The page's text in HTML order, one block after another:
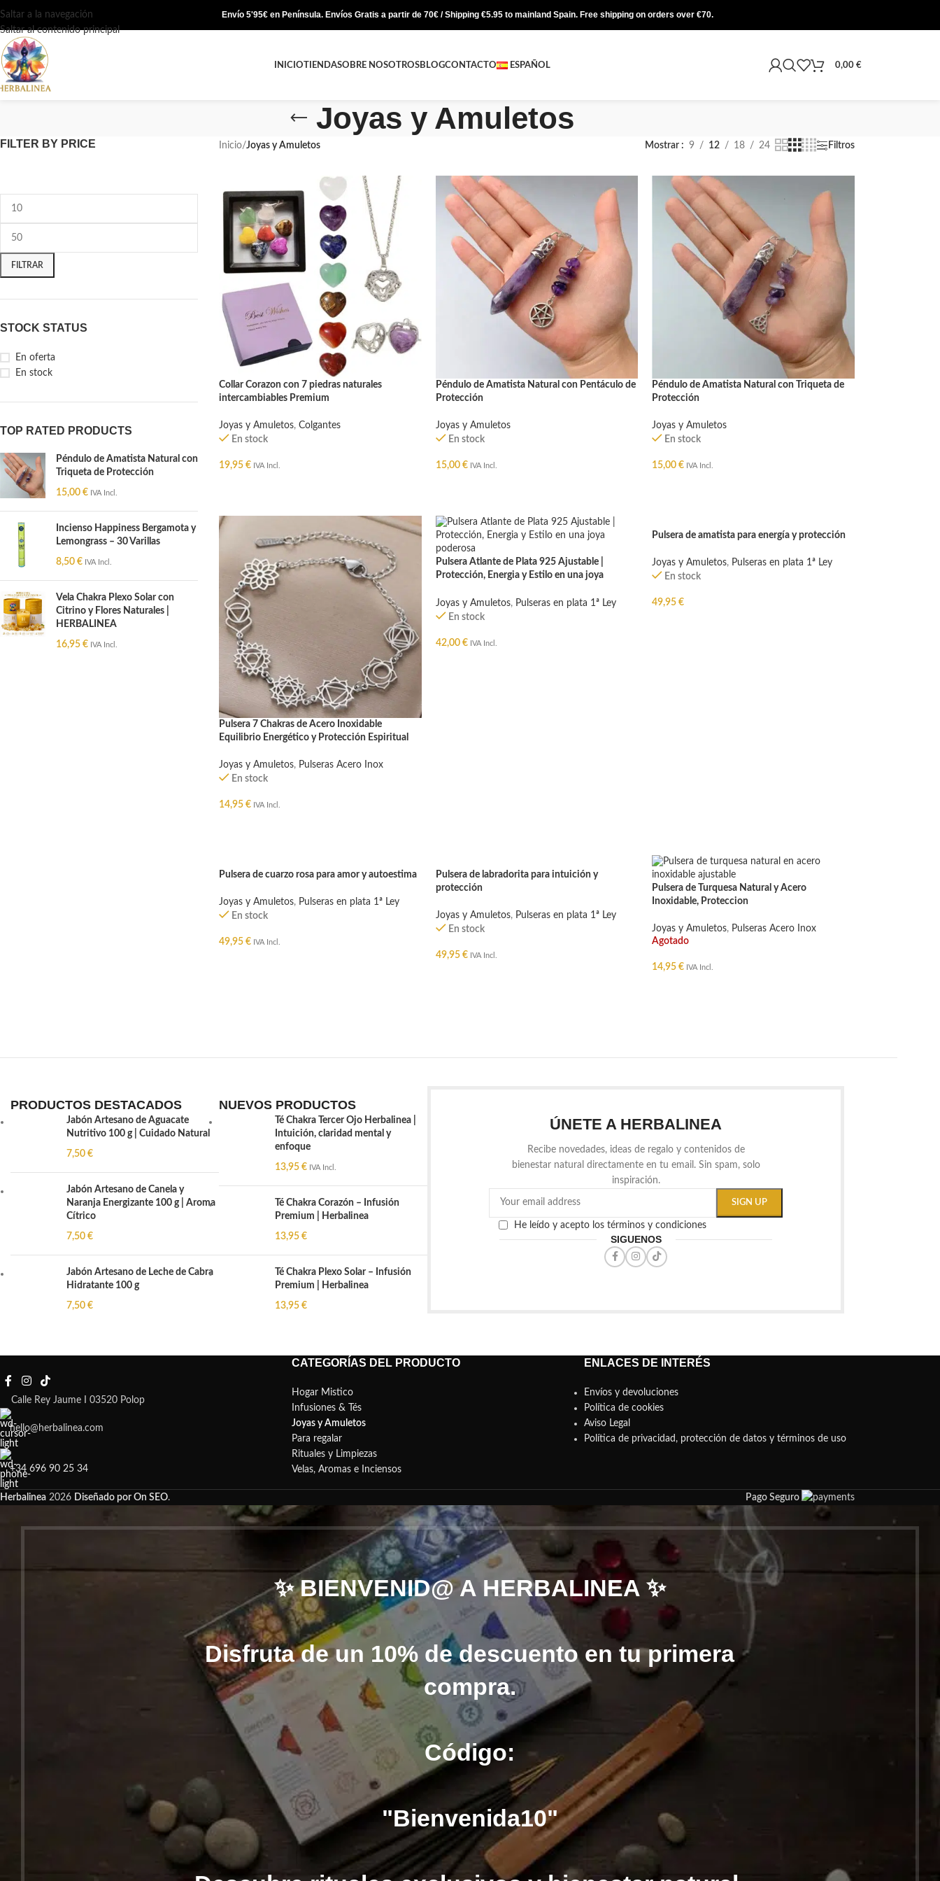
Saltar a la navegación
Saltar al contenido principal
Envío 5'95€ en Península. Envíos Gratis a partir de 70€ / Shipping €5.95 to mainland Spain. Free shipping on orders over €70.
INICIOTIENDASOBRE NOSOTROSBLOGCONTACTO ESPAÑOL 0,00 €
Joyas y Amuletos
FILTER BY PRICE
FILTRAR
STOCK STATUS
En oferta
En stock
TOP RATED PRODUCTS
Péndulo de Amatista Natural con
Triqueta de Protección
15,00 € IVA Incl.
Incienso Happiness Bergamota y
Lemongrass – 30 Varillas
8,50 € IVA Incl.
Vela Chakra Plexo Solar con
Citrino y Flores Naturales |
HERBALINEA
16,95 € IVA Incl.
Inicio/Joyas y Amuletos Mostrar 9 12 18 24 Filtros
Collar Corazon con 7 piedras naturales
intercambiables Premium
Joyas y Amuletos, Colgantes
En stock
19,95 € IVA Incl.
Péndulo de Amatista Natural con Pentáculo de
Protección
Joyas y Amuletos
En stock
15,00 € IVA Incl.
Péndulo de Amatista Natural con Triqueta de
Protección
Joyas y Amuletos
En stock
15,00€ IVA Incl.
Pulsera 7 Chakras de Acero Inoxidable
Equilibrio Energético y Protección Espiritual
Joyas y Amuletos, Pulseras Acero Inox
En stock
14,95 € IVA Incl.
Pulsera Atlante de Plata 925 Ajustable |
Protección, Energia y Estilo en una joya
Joyas y Amuletos, Pulseras en plata 1ª Ley
En stock
42,00 € IVA Incl.
Pulsera de amatista para energía y protección
Joyas y Amuletos, Pulseras en plata 1ª Ley
En stock
49,95€
Pulsera de cuarzo rosa para amor y autoestima
Joyas y Amuletos, Pulseras en plata 1ª Ley
En stock
49,95 € IVA Incl.
Pulsera de labradorita para intuición y
protección
Joyas y Amuletos, Pulseras en plata 1ª Ley
En stock
49,95 € IVA Incl.
Pulsera de Turquesa Natural y Acero
Inoxidable, Proteccion
Joyas y Amuletos, Pulseras Acero Inox
Agotado
14,95€ IVA Incl.
PRODUCTOS DESTACADOS
Jabón Artesano de Aguacate
Nutritivo 100 g | Cuidado Natural
7,50 €
Jabón Artesano de Canela y
Naranja Energizante 100 g | Aroma
Cítrico
7,50 €
Jabón Artesano de Leche de Cabra
Hidratante 100 g
7,50 €
NUEVOS PRODUCTOS
Té Chakra Tercer Ojo Herbalinea |
Intuición, claridad mental y
enfoque
13,95 € IVA Incl.
Té Chakra Corazón – Infusión
Premium | Herbalinea
13,95 €
Té Chakra Plexo Solar – Infusión
Premium | Herbalinea
13,95 €
ÚNETE A HERBALINEA
Recibe novedades, ideas de regalo y contenidos de
bienestar natural directamente en tu email. Sin spam, solo
inspiración.
He leído y acepto los términos y condiciones
SIGUENOS
Calle Rey Jaume I 03520 Polop
hello@herbalinea.com
+34 696 90 25 34
CATEGORÍAS DEL PRODUCTO
Hogar Mistico
Infusiones & Tés
Joyas y Amuletos
Para regalar
Rituales y Limpiezas
Velas, Aromas e Inciensos
ENLACES DE INTERÉS
Envíos y devoluciones
Política de cookies
Aviso Legal
Política de privacidad, protección de datos y términos de uso
Herbalinea 2026 Diseñado por On SEO. Pago Seguro
✨ BIENVENID@ A HERBALINEA ✨
Disfruta de un 10% de descuento en tu primera
compra.
Código:
"Bienvenida10"